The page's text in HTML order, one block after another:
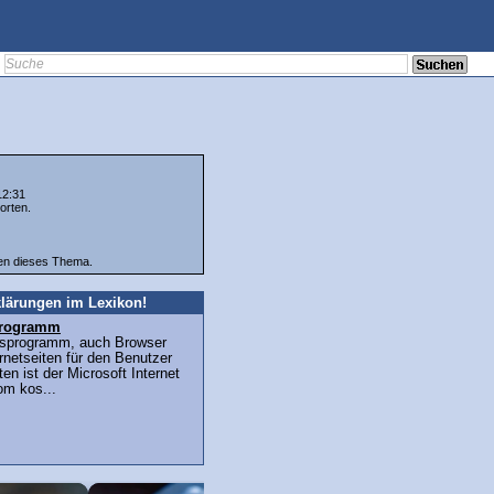
dieses Thema.
im Lexikon!
auch Browser
für den Benutzer
ist der Microsoft Internet
kos...